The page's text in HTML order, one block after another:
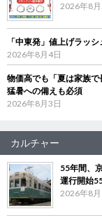
2026年8月
「中東発」値上げラッ
2026年8月4日
物価高でも「夏は家族
猛暑への備えも必須
2026年8月3日
カルチャー
55年間、
運行開始
2026年8月